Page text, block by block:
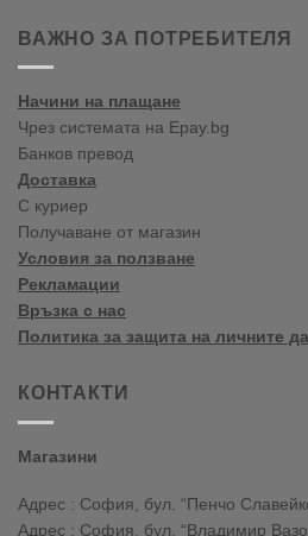
venit
ВАЖНО ЗА ПОТРЕБИТЕЛЯ
Начини на плащане
Чрез системата на Epay.bg
Банков превод
Доставка
С куриер
Получаване от магазин
Условия за ползване
Рекламации
Връзка с нас
Политика за защита на личните
КОНТАКТИ
Магазини
Адрес : София, бул. “Пенчо
Адрес : София, бул. “Владимир